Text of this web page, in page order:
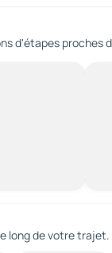
d'étapes proches
long de votre trajet.